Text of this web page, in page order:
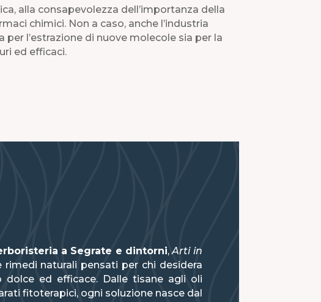
alla consapevolezza dell’importanza della
chimici. Non a caso, anche l’industria
l’estrazione di nuove molecole sia per la
ed efficaci.
a Segrate e dintorni,Arti in
naturali pensati per chi desidera
ed efficace. Dalle tisane agli oli
fitoterapici, ogni soluzione nasce dal